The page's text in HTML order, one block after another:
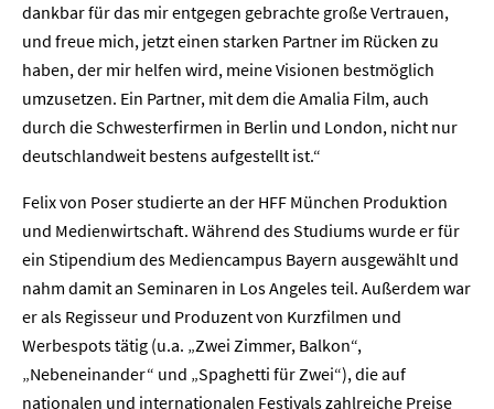
dankbar für das mir entgegen gebrachte große Vertrauen,
und freue mich, jetzt einen starken Partner im Rücken zu
haben, der mir helfen wird, meine Visionen bestmöglich
umzusetzen. Ein Partner, mit dem die Amalia Film, auch
durch die Schwesterfirmen in Berlin und London, nicht nur
deutschlandweit bestens aufgestellt ist.“
Felix von Poser studierte an der HFF München Produktion
und Medienwirtschaft. Während des Studiums wurde er für
ein Stipendium des Mediencampus Bayern ausgewählt und
nahm damit an Seminaren in Los Angeles teil. Außerdem war
er als Regisseur und Produzent von Kurzfilmen und
Werbespots tätig (u.a. „Zwei Zimmer, Balkon“,
„Nebeneinander“ und „Spaghetti für Zwei“), die auf
nationalen und internationalen Festivals zahlreiche Preise